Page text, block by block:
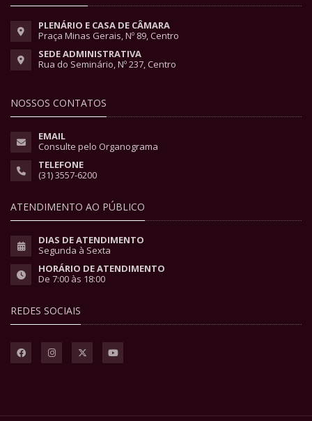
PLENÁRIO E CASA DE CÂMARA
Praça Minas Gerais, Nº 89, Centro
SEDE ADMINISTRATIVA
Rua do Seminário, Nº 237, Centro
NOSSOS CONTATOS
EMAIL
Consulte pelo Organograma
TELEFONE
(31) 3557-6200
ATENDIMENTO AO PÚBLICO
DIAS DE ATENDIMENTO
Segunda à Sexta
HORÁRIO DE ATENDIMENTO
De 7:00 às 18:00
REDES SOCIAIS